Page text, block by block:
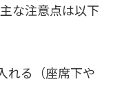
な注意点は以下
れる（座席下や